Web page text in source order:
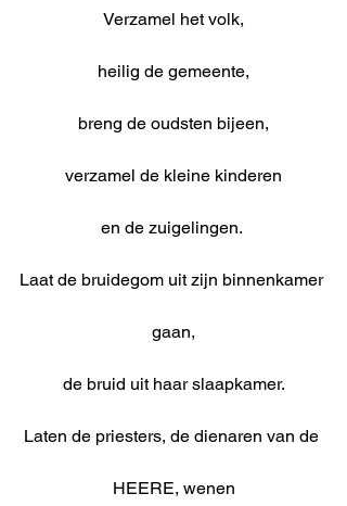
Verzamel het volk,
heilig de gemeente,
breng de oudsten bijeen,
verzamel de kleine kinderen
en de zuigelingen.
Laat de bruidegom uit zijn binnenkamer
gaan,
de bruid uit haar slaapkamer.
Laten de priesters, de dienaren van de
HEERE, wenen